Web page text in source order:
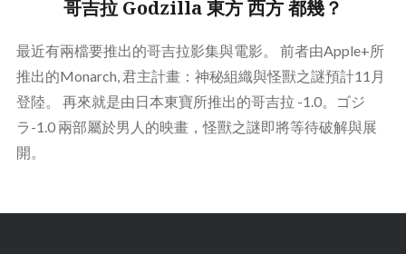
哥吉拉 Godzilla 東方 西方 都幾？
最近有兩檔要推出的哥吉拉影集與電影。 前者由Apple+所
推出的Monarch, 君主計畫：神秘組織與怪獸之謎預計11月
登陸。 再來就是由日本東寶所推出的哥吉拉 -1.0。ゴジ
ラ-1.0 兩部屬於男人的映畫，怪獸之謎即將等待破解與展
開。